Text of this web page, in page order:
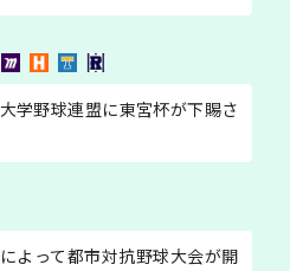
学野球連盟に東宮杯が下賜さ
よって都市対抗野球大会が開